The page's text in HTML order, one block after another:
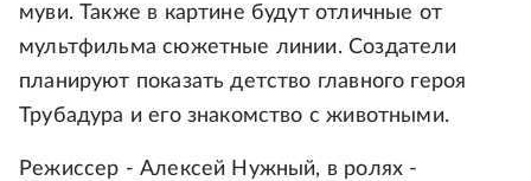
муви. Также в картине будут отличные от
мультфильма сюжетные линии. Создатели
планируют показать детство главного героя
Трубадура и его знакомство с животными.
Режиссер - Алексей Нужный, в ролях -